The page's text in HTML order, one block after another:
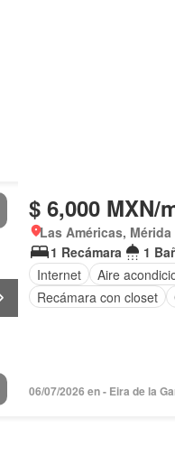
$ 6,000 MXN/
Las Américas, Mérida
1 Recámara
1
Internet
Aire
Recámara con closet
06/07/2026 en - Eira de la